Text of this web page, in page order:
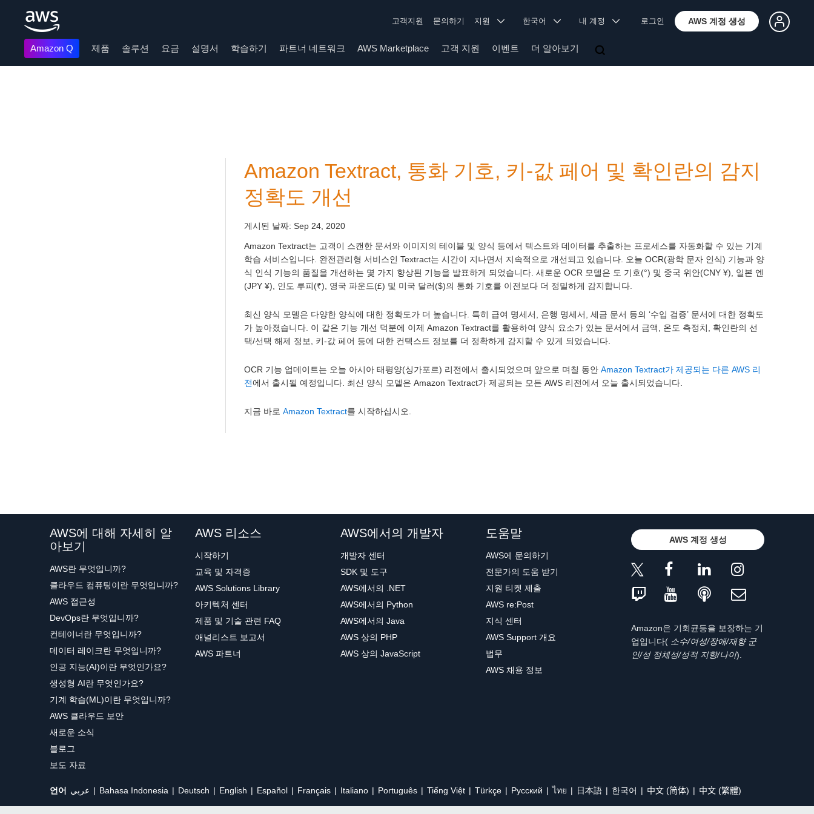
고객지원 문의하기 지원 한국어 내 계정 로그인 AWS 계정 생성
Amazon Q 제품 솔루션 요금 설명서 학습하기 파트너 네트워크 AWS Marketplace 고객 지원 이벤트 더 알아보기
Amazon Textract, 통화 기호, 키-값 페어 및 확인란의 감지
정확도 개선
게시된 날짜: Sep 24, 2020
Amazon Textract는 고객이 스캔한 문서와 이미지의 테이블 및 양식 등에서 텍스트와 데이터를 추출하는 프로세스를 자동화할 수 있는 기계
학습 서비스입니다. 완전관리형 서비스인 Textract는 시간이 지나면서 지속적으로 개선되고 있습니다. 오늘 OCR(광학 문자 인식) 기능과 양
식 인식 기능의 품질을 개선하는 몇 가지 향상된 기능을 발표하게 되었습니다. 새로운 OCR 모델은 도 기호(°) 및 중국 위안(CNY ¥), 일본 엔
(JPY ¥), 인도 루피(₹), 영국 파운드(£) 및 미국 달러($)의 통화 기호를 이전보다 더 정밀하게 감지합니다.
최신 양식 모델은 다양한 양식에 대한 정확도가 더 높습니다. 특히 급여 명세서, 은행 명세서, 세금 문서 등의 ‘수입 검증’ 문서에 대한 정확도
가 높아졌습니다. 이 같은 기능 개선 덕분에 이제 Amazon Textract를 활용하여 양식 요소가 있는 문서에서 금액, 온도 측정치, 확인란의 선
택/선택 해제 정보, 키-값 페어 등에 대한 컨텍스트 정보를 더 정확하게 감지할 수 있게 되었습니다.
OCR 기능 업데이트는 오늘 아시아 태평양(싱가포르) 리전에서 출시되었으며 앞으로 며칠 동안 Amazon Textract가 제공되는 다른 AWS 리
전에서 출시될 예정입니다. 최신 양식 모델은 Amazon Textract가 제공되는 모든 AWS 리전에서 오늘 출시되었습니다.
지금 바로 Amazon Textract를 시작하십시오.
AWS에 대해 자세히 알
아보기
AWS란 무엇입니까?
클라우드 컴퓨팅이란 무엇입니까?
AWS 접근성
DevOps란 무엇입니까?
컨테이너란 무엇입니까?
데이터 레이크란 무엇입니까?
인공 지능(AI)이란 무엇인가요?
생성형 AI란 무엇인가요?
기계 학습(ML)이란 무엇입니까?
AWS 클라우드 보안
새로운 소식
블로그
보도 자료
AWS 리소스
시작하기
교육 및 자격증
AWS Solutions Library
아키텍처 센터
제품 및 기술 관련 FAQ
애널리스트 보고서
AWS 파트너
AWS에서의 개발자
개발자 센터
SDK 및 도구
AWS에서의 .NET
AWS에서의 Python
AWS에서의 Java
AWS 상의 PHP
AWS 상의 JavaScript
도움말
AWS에 문의하기
전문가의 도움 받기
지원 티켓 제출
AWS re:Post
지식 센터
AWS Support 개요
법무
AWS 채용 정보
AWS 계정 생성
Amazon은 기회균등을 보장하는 기
업입니다( 소수/여성/장애/재향 군
인/성 정체성/성적 지향/나이).
언어 عربي Bahasa Indonesia Deutsch English Español Français Italiano Português Tiếng Việt Türkçe Ρусский ไทย 日本語 한국어 中文 (简体) 中文 (繁體)